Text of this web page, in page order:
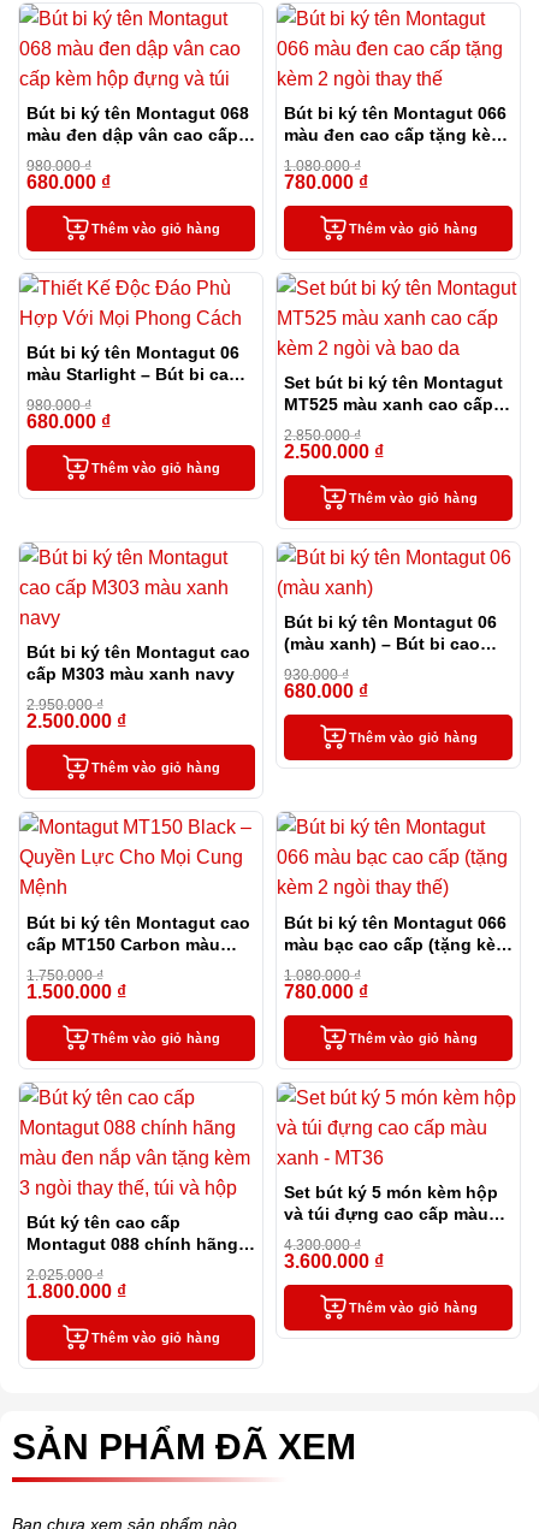
Bút bi ký tên Montagut 068
màu đen dập vân cao cấp
kèm hộp đựng và túi
980.000₫
680.000 ₫
Thêm vào giỏ hàng
Bút bi ký tên Montagut 066
màu đen cao cấp tặng kèm
2 ngòi thay thế
1.080.000₫
780.000 ₫
Thêm vào giỏ hàng
Bút bi ký tên Montagut 06
màu Starlight – Bút bi cao
cấp làm quà tặng sếp
980.000₫
680.000 ₫
Thêm vào giỏ hàng
Set bút bi ký tên Montagut
MT525 màu xanh cao cấp
kèm 2 ngòi và bao da
2.850.000₫
2.500.000 ₫
Thêm vào giỏ hàng
Bút bi ký tên Montagut cao
cấp M303 màu xanh navy
2.950.000₫
2.500.000 ₫
Thêm vào giỏ hàng
Bút bi ký tên Montagut 06
(màu xanh) – Bút bi cao
cấp làm quà tặng sếp
930.000₫
680.000 ₫
Thêm vào giỏ hàng
Bút bi ký tên Montagut cao
cấp MT150 Carbon màu
đen
1.750.000₫
1.500.000 ₫
Thêm vào giỏ hàng
Bút bi ký tên Montagut 066
màu bạc cao cấp (tặng kèm
2 ngòi thay thế)
1.080.000₫
780.000 ₫
Thêm vào giỏ hàng
Bút ký tên cao cấp
Montagut 088 chính hãng
màu đen nắp vân tặng kèm
3 ngòi thay thế, túi và hộp
2.025.000₫
1.800.000 ₫
Thêm vào giỏ hàng
Set bút ký 5 món kèm hộp
và túi đựng cao cấp màu
xanh – MT36
4.300.000₫
3.600.000 ₫
Thêm vào giỏ hàng
SẢN PHẨM ĐÃ XEM
Bạn chưa xem sản phẩm nào.